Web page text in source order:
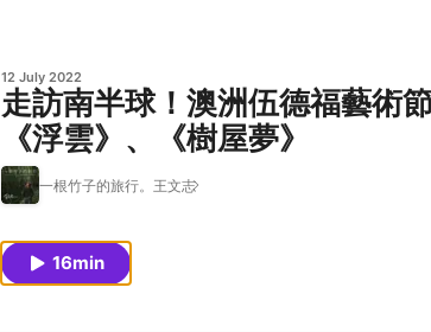
12 July 2022
走訪南半球！澳洲伍德福藝術
《浮雲》、《樹屋夢》
一根竹子的旅行。王文志
16min